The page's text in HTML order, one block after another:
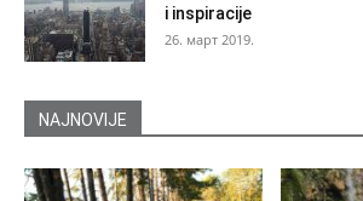
i inspiracije
26. март 2019.
NAJNOVIJE